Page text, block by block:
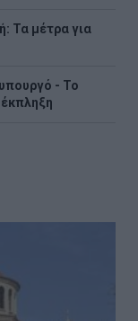
Τα μέτρα για
- Το